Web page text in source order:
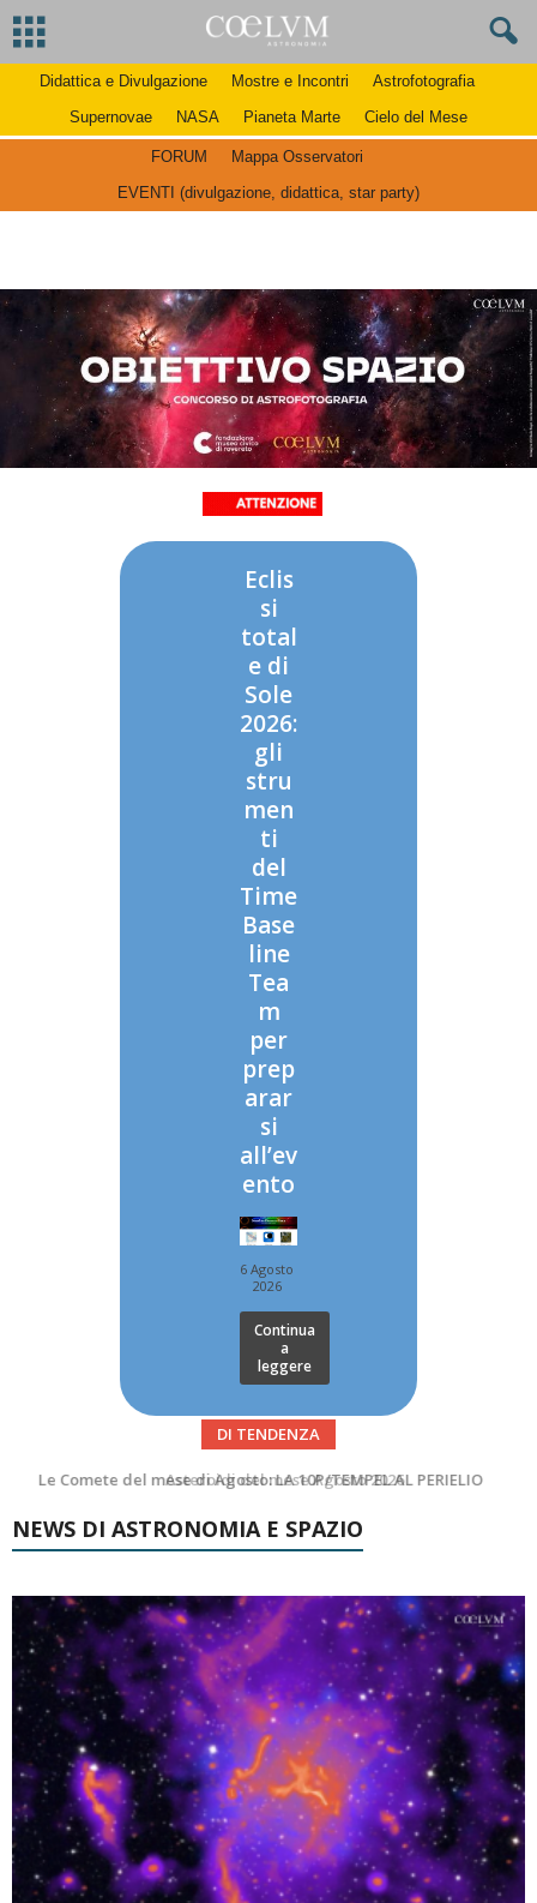
Didattica e Divulgazione Mostre e Incontri
Astrofotografia
Supernovae
NASA Pianeta Marte Cielo del Mese
FORUM
Mappa Osservatori
EVENTI (divulgazione, didattica, star party)
Eclis
si
total
e di
Sole
2026:
gli
stru
men
ti
del
Time
Base
line
Tea
m
per
prep
arar
si
all’ev
ento
6 Agosto
2026
Continua
a
leggere
DI TENDENZA
Asteroidi del mese Agosto 2026
NEWS DI ASTRONOMIA E SPAZIO